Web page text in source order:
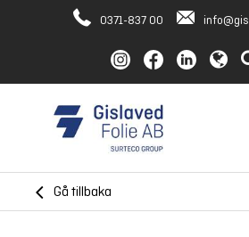
0371-837 00
Gå tillbaka